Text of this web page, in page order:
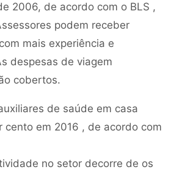
2006, de acordo com o BLS ,
podem receber
mais experiência e
despesas de viagem
cobertos.
de saúde em casa
cento em 2016 , de acordo com
no setor decorre de os